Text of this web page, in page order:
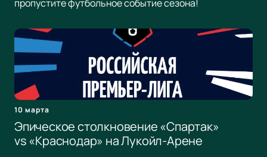
пропустите футбольное событие сезона!
10 марта
Эпическое столкновение «Спартак»
vs «Краснодар» на Лукойл-Арене